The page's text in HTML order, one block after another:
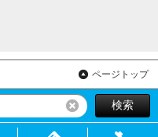
ページトップ
リセット検索